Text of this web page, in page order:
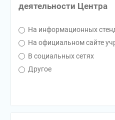
деятельности Центра
На информационных
На официальном сайте
В социальных сетях
Другое